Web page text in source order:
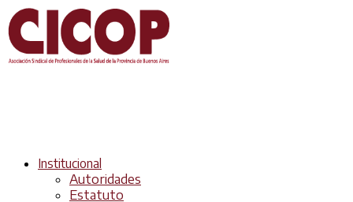
Institucional
Autoridades
Estatuto